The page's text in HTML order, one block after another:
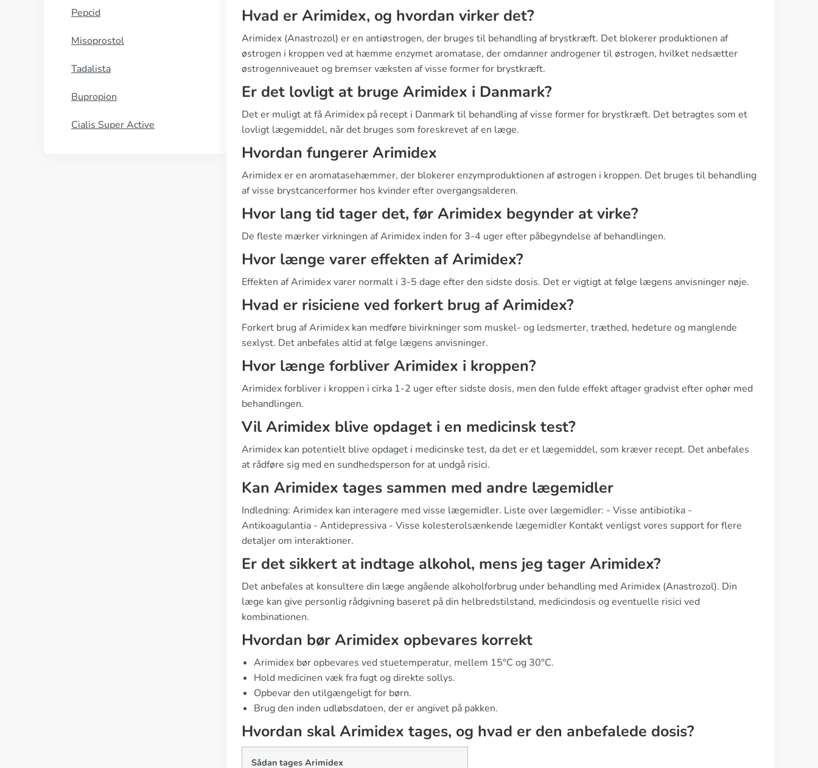
Pepcid
Misoprostol
Tadalista
Bupropion
Cialis Super Active
Hvad er Arimidex, og hvordan virker det?
Arimidex (Anastrozol) er en antiøstrogen, der bruges til behandling af brystkræft. Det blokerer produktionen af
østrogen i kroppen ved at hæmme enzymet aromatase, der omdanner androgener til østrogen, hvilket nedsætter
østrogenniveauet og bremser væksten af visse former for brystkræft.
Er det lovligt at bruge Arimidex i Danmark?
Det er muligt at få Arimidex på recept i Danmark til behandling af visse former for brystkræft. Det betragtes som et
lovligt lægemiddel, når det bruges som foreskrevet af en læge.
Hvordan fungerer Arimidex
Arimidex er en aromatasehæmmer, der blokerer enzymproduktionen af østrogen i kroppen. Det bruges til behandling
af visse brystcancerformer hos kvinder efter overgangsalderen.
Hvor lang tid tager det, før Arimidex begynder at virke?
De fleste mærker virkningen af Arimidex inden for 3-4 uger efter påbegyndelse af behandlingen.
Hvor længe varer effekten af Arimidex?
Effekten af Arimidex varer normalt i 3-5 dage efter den sidste dosis. Det er vigtigt at følge lægens anvisninger nøje.
Hvad er risiciene ved forkert brug af Arimidex?
Forkert brug af Arimidex kan medføre bivirkninger som muskel- og ledsmerter, træthed, hedeture og manglende
sexlyst. Det anbefales altid at følge lægens anvisninger.
Hvor længe forbliver Arimidex i kroppen?
Arimidex forbliver i kroppen i cirka 1-2 uger efter sidste dosis, men den fulde effekt aftager gradvist efter ophør med
behandlingen.
Vil Arimidex blive opdaget i en medicinsk test?
Arimidex kan potentielt blive opdaget i medicinske test, da det er et lægemiddel, som kræver recept. Det anbefales
at rådføre sig med en sundhedsperson for at undgå risici.
Kan Arimidex tages sammen med andre lægemidler
Indledning: Arimidex kan interagere med visse lægemidler. Liste over lægemidler: - Visse antibiotika -
Antikoagulantia - Antidepressiva - Visse kolesterolsænkende lægemidler Kontakt venligst vores support for flere
detaljer om interaktioner.
Er det sikkert at indtage alkohol, mens jeg tager Arimidex?
Det anbefales at konsultere din læge angående alkoholforbrug under behandling med Arimidex (Anastrozol). Din
læge kan give personlig rådgivning baseret på din helbredstilstand, medicindosis og eventuelle risici ved
kombinationen.
Hvordan bør Arimidex opbevares korrekt
Arimidex bør opbevares ved stuetemperatur, mellem 15°C og 30°C.
Hold medicinen væk fra fugt og direkte sollys.
Opbevar den utilgængeligt for børn.
Brug den inden udløbsdatoen, der er angivet på pakken.
Hvordan skal Arimidex tages, og hvad er den anbefalede dosis?
Sådan tages Arimidex